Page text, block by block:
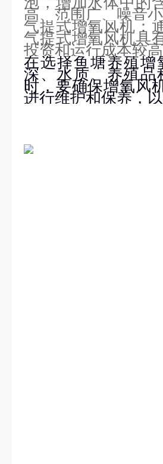
高、范围广、噪音
气提式增氧风机：
气提式增氧风机具
投资和运行成本较
在选择鱼塘养殖增
深、水质、养殖品
时，要确保增氧风
进行维护和保养，